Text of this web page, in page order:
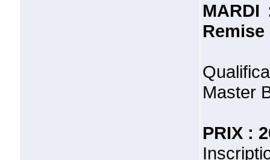
Master
PRIX :